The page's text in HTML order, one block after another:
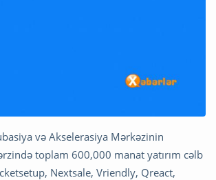
və Akselerasiya Mərkəzinin
toplam 600,000 manat yatırım cəlb
Nextsale, Vriendly, Qreact,